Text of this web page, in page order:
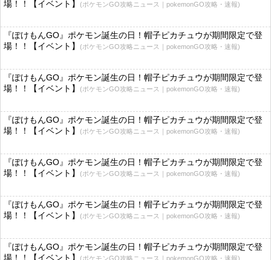
場！！【イベント】
(ポケモンGO攻略ニュース｜pokemonGO攻略・速報)
『ぽけもんGO』ポケモン誕生の日！帽子ピカチュウが期間限定で登
場！！【イベント】
(ポケモンGO攻略ニュース｜pokemonGO攻略・速報)
『ぽけもんGO』ポケモン誕生の日！帽子ピカチュウが期間限定で登
場！！【イベント】
(ポケモンGO攻略ニュース｜pokemonGO攻略・速報)
『ぽけもんGO』ポケモン誕生の日！帽子ピカチュウが期間限定で登
場！！【イベント】
(ポケモンGO攻略ニュース｜pokemonGO攻略・速報)
『ぽけもんGO』ポケモン誕生の日！帽子ピカチュウが期間限定で登
場！！【イベント】
(ポケモンGO攻略ニュース｜pokemonGO攻略・速報)
『ぽけもんGO』ポケモン誕生の日！帽子ピカチュウが期間限定で登
場！！【イベント】
(ポケモンGO攻略ニュース｜pokemonGO攻略・速報)
『ぽけもんGO』ポケモン誕生の日！帽子ピカチュウが期間限定で登
場！！【イベント】
(ポケモンGO攻略ニュース｜pokemonGO攻略・速報)